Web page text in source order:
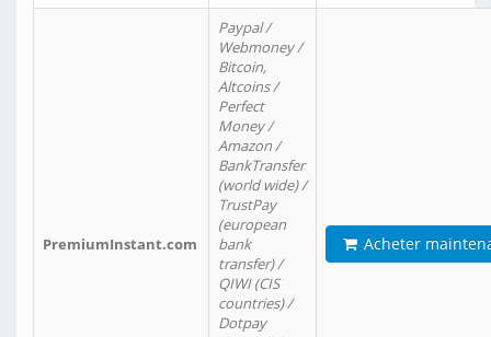
PremiumInstant.com
Paypal /
Webmoney /
Bitcoin,
Altcoins /
Perfect
Money /
Amazon /
BankTransfer
(world wide) /
TrustPay
(european
bank
transfer) /
QIWI (CIS
countries) /
Dotpay
Acheter